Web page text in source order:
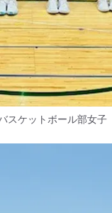
スケットボール部女子